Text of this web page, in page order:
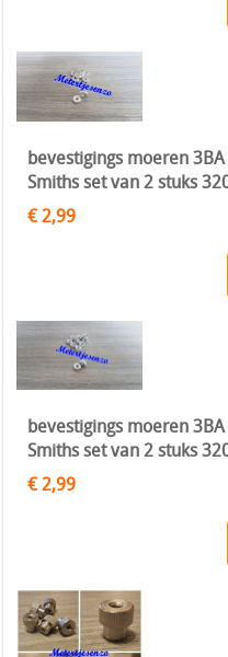
bevestigings moeren
Smiths set van 2 stuks
€ 2,99
bevestigings moeren
Smiths set van 2 stuks
€ 2,99